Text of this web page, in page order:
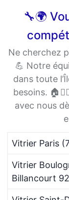
🔧🌍
Ne cherchez
💪 Notre
dans toute
besoins.
avec nous
Vitrier Paris
Vitrier
Billancourt